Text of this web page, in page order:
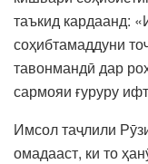
таъкид кардаанд:
соҳибтамаддуни
тавонмандӣ дар
сармояи ғуруру
Имсол таҷлили
омадааст, ки то